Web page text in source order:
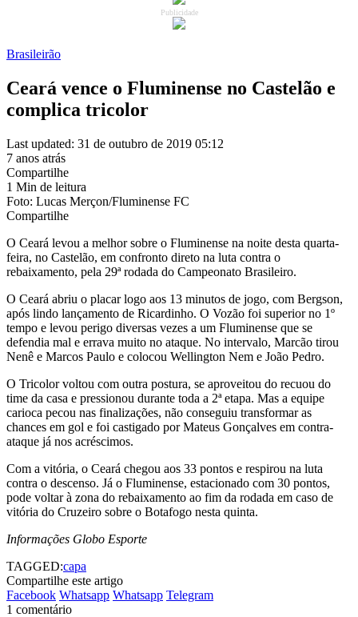
Publicidade
Brasileirão
Ceará vence o Fluminense no Castelão e
complica tricolor
Last updated: 31 de outubro de 2019 05:12
7 anos atrás
Compartilhe
1 Min de leitura
Foto: Lucas Merçon/Fluminense FC
Compartilhe
O Ceará levou a melhor sobre o Fluminense na noite desta quarta-
feira, no Castelão, em confronto direto na luta contra o
rebaixamento, pela 29ª rodada do Campeonato Brasileiro.
O Ceará abriu o placar logo aos 13 minutos de jogo, com Bergson,
após lindo lançamento de Ricardinho. O Vozão foi superior no 1º
tempo e levou perigo diversas vezes a um Fluminense que se
defendia mal e errava muito no ataque. No intervalo, Marcão tirou
Nenê e Marcos Paulo e colocou Wellington Nem e João Pedro.
O Tricolor voltou com outra postura, se aproveitou do recuou do
time da casa e pressionou durante toda a 2ª etapa. Mas a equipe
carioca pecou nas finalizações, não conseguiu transformar as
chances em gol e foi castigado por Mateus Gonçalves em contra-
ataque já nos acréscimos.
Com a vitória, o Ceará chegou aos 33 pontos e respirou na luta
contra o descenso. Já o Fluminense, estacionado com 30 pontos,
pode voltar à zona do rebaixamento ao fim da rodada em caso de
vitória do Cruzeiro sobre o Botafogo nesta quinta.
Informações Globo Esporte
TAGGED:capa
Compartilhe este artigo
Facebook Whatsapp Whatsapp Telegram
1 comentário